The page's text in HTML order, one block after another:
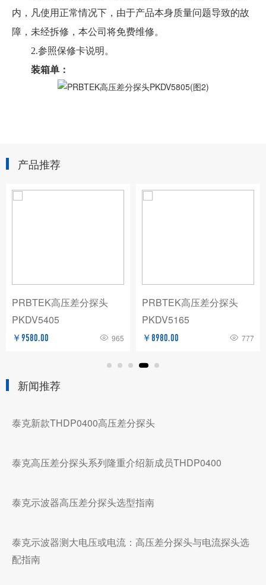
内，凡使用正常情况下，由于产品本身质量问题导致的故
障，未经拆修，本公司将免费维修。
2.参照保修卡说明。
装箱单：
产品推荐
PRBTEK高压差分探头
PKDV5405
￥9580.00 965
PRBTEK高压差分探头
PKDV5165
￥8980.00 777
新闻推荐
泰克新款THDP0400高压差分探头
泰克高压差分探头系列隆重介绍新成员THDP0400
泰克示波器高压差分探头选型指南
泰克示波器测大电压或电流：高压差分探头与电流探头选
配指南